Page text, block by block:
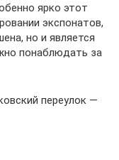
ярко этот
экспонатов,
но и является
понаблюдать за
переулок —